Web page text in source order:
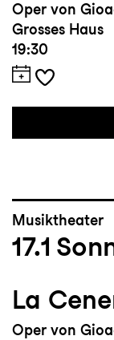
Oper von
Grosses Haus
19:30
Musiktheater
17.1
La
Oper von